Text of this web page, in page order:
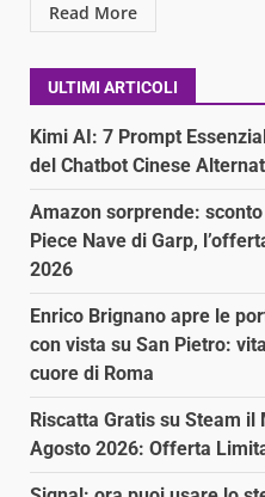
Read More
ULTIMI ARTICOLI
Kimi AI: 7 Prompt
del Chatbot Cinese
Amazon sorprende:
Piece Nave di Garp,
2026
Enrico Brignano apre le
con vista su San Pietro:
cuore di Roma
Riscatta Gratis su Steam il
Agosto 2026: Offerta